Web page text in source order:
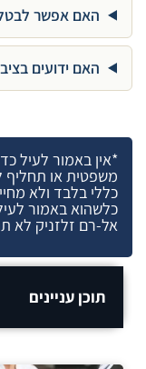
האם אפשר לבטל
האם ידועים
*אין באמור לעיל
משפטית או תחליף
כללי בלבד ולא
כלשהוא באמור
אל-רם זלזניק לא
תוכן עניינים